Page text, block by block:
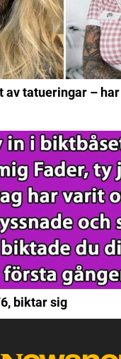
av tatueringar –
biktar sig